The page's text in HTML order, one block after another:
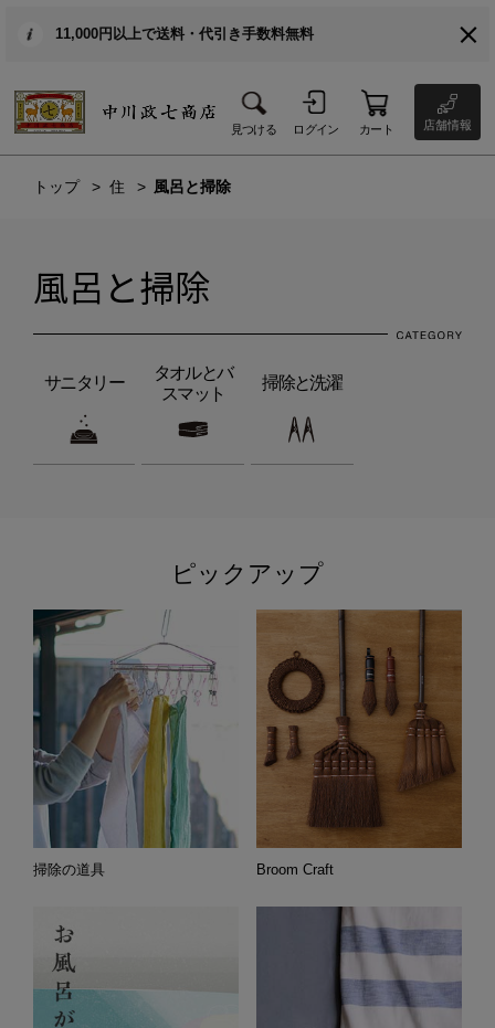
11,000円以上で送料・代引き手数料無料
見つける ログイン カート 店舗情報
トップ 住 風呂と掃除
風呂と掃除
サニタリー
タオルとバ
スマット
掃除と洗濯
ピックアップ
掃除の道具 Broom Craft